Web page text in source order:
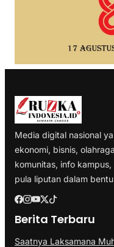
Media digital nasional
ekonomi, bisnis,
komunitas, info
pula liputan dalam
Berita Terbaru
Saatnya Laksamana